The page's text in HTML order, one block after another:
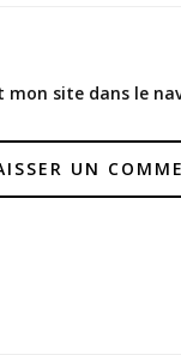
site dans le